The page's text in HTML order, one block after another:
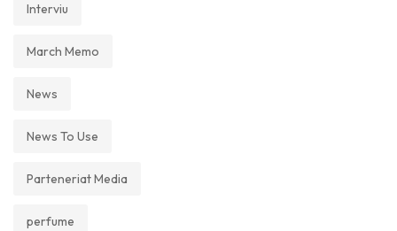
Interviu
March Memo
News
News To Use
Parteneriat Media
perfume